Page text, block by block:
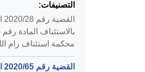
التصنيفات:
محكمة استئناف رام
القضية رقم ‎65‏/‎2020‏ المنعقدة في محكمة استئناف رام الله بتاريخ ‎2020-02-12‏